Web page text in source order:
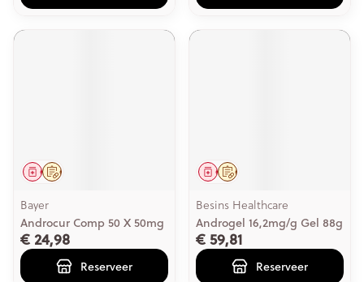
Op voorschrift
Geneesmiddel
Bayer
Androcur Comp 50 X 50mg
€ 24,98
Reserveer
Op voorschrift
Geneesmiddel
Besins Healthcare
Androgel 16,2mg/g Gel 88g
€ 59,81
Reserveer